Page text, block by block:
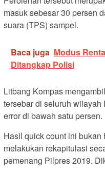
masuk sebesar 30 persen
suara (TPS) sampel.
Baca juga Modus
Ditangkap Polisi
Litbang Kompas
tersebar di seluruh
error di bawah satu persen.
Hasil quick count ini
melakukan rekapitulasi
pemenang Pilpres 2019.